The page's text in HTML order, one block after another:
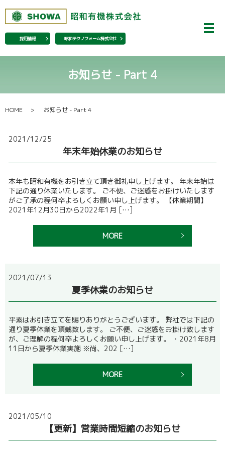
メ
お知らせ - Part 4
HOME お知らせ - Part 4
2021/12/25
年末年始休業のお知らせ
本年も昭和有機をお引き立て頂き御礼申し上げます。 年末年始は
下記の通り休業いたします。 ご不便、ご迷惑をお掛けいたします
がご了承の程何卒よろしくお願い申し上げます。 【休業期間】
2021年12月30日から2022年1月 […]
MORE
2021/07/13
夏季休業のお知らせ
平素はお引き立てを賜りありがとうございます。 弊社では下記の
通り夏季休業を頂戴致します。 ご不便、ご迷惑をお掛け致します
が、ご理解の程何卒よろしくお願い申し上げます。 ・2021年8月
11日から夏季休業実施 ※尚、202 […]
MORE
2021/05/10
【更新】営業時間短縮のお知らせ